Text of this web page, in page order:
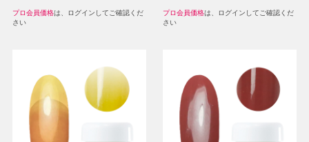
プロ会員価格は、ログインしてご確認くだ
さい
プロ会員価格は、ログインしてご確認くだ
さい